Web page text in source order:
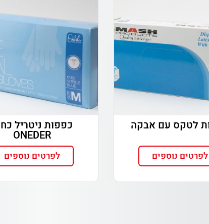
לטקס עם אבקה
לפרטים נוספים
כפפות ניטריל
ONEDER
לפרטים נוספים